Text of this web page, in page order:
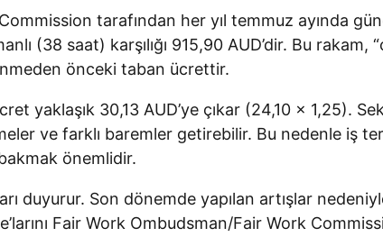
tarafından her yıl temmuz ayında
(38 saat) karşılığı 915,90 AUD’dir. Bu rakam,
önceki taban ücrettir.
yaklaşık 30,13 AUD’ye çıkar (24,10 x 1,25).
ve farklı baremler getirebilir. Bu nedenle iş
önemlidir.
duyurur. Son dönemde yapılan artışlar
Fair Work Ombudsman/Fair Work